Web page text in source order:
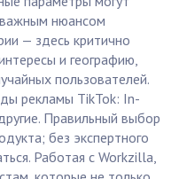
важным нюансом
— здесь критично
и географию,
пользователей.
рекламы TikTok: In-
Правильный выбор
без экспертного
Работая с Workzilla,